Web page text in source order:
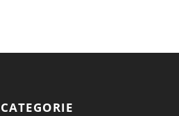
CATEGORIE